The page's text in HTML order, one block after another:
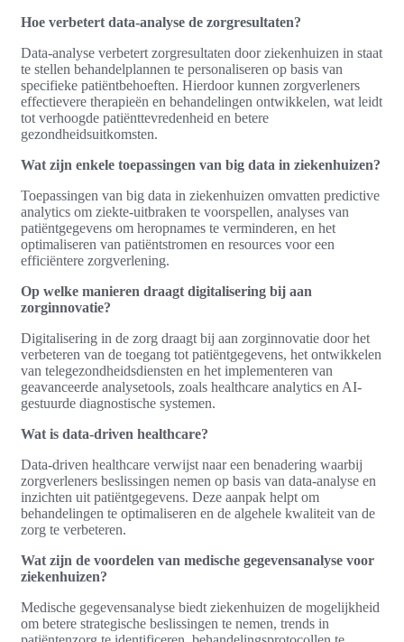
Hoe verbetert data-analyse de zorgresultaten?
Data-analyse verbetert zorgresultaten door ziekenhuizen in staat
te stellen behandelplannen te personaliseren op basis van
specifieke patiëntbehoeften. Hierdoor kunnen zorgverleners
effectievere therapieën en behandelingen ontwikkelen, wat leidt
tot verhoogde patiënttevredenheid en betere
gezondheidsuitkomsten.
Wat zijn enkele toepassingen van big data in ziekenhuizen?
Toepassingen van big data in ziekenhuizen omvatten predictive
analytics om ziekte-uitbraken te voorspellen, analyses van
patiëntgegevens om heropnames te verminderen, en het
optimaliseren van patiëntstromen en resources voor een
efficiëntere zorgverlening.
Op welke manieren draagt digitalisering bij aan
zorginnovatie?
Digitalisering in de zorg draagt bij aan zorginnovatie door het
verbeteren van de toegang tot patiëntgegevens, het ontwikkelen
van telegezondheidsdiensten en het implementeren van
geavanceerde analysetools, zoals healthcare analytics en AI-
gestuurde diagnostische systemen.
Wat is data-driven healthcare?
Data-driven healthcare verwijst naar een benadering waarbij
zorgverleners beslissingen nemen op basis van data-analyse en
inzichten uit patiëntgegevens. Deze aanpak helpt om
behandelingen te optimaliseren en de algehele kwaliteit van de
zorg te verbeteren.
Wat zijn de voordelen van medische gegevensanalyse voor
ziekenhuizen?
Medische gegevensanalyse biedt ziekenhuizen de mogelijkheid
om betere strategische beslissingen te nemen, trends in